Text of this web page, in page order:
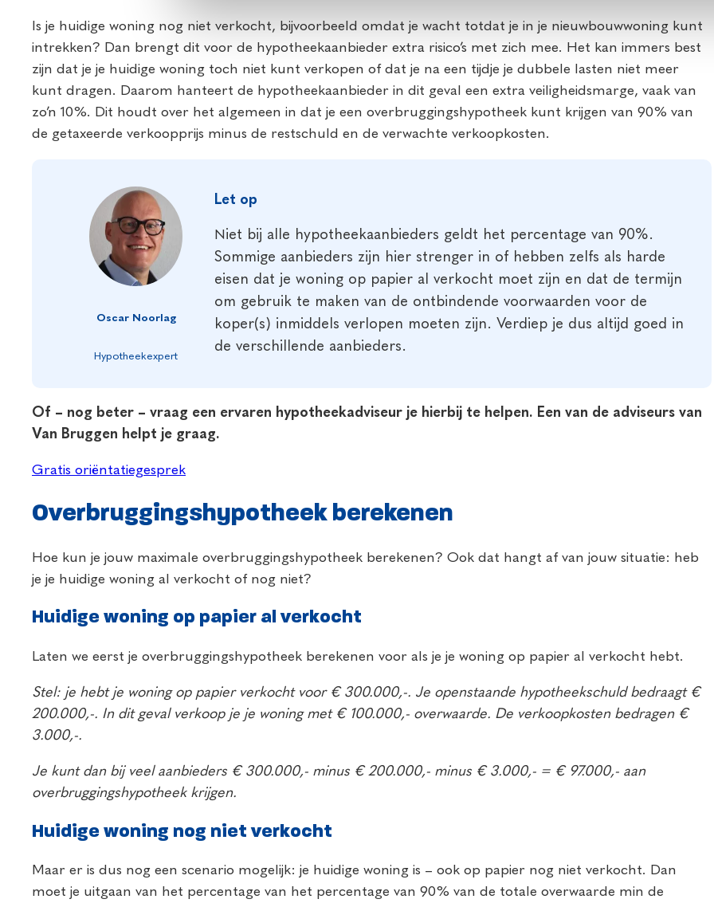
Is je huidige woning nog niet verkocht, bijvoorbeeld omdat je wacht totdat je in je nieuwbouwwoning kunt
intrekken? Dan brengt dit voor de hypotheekaanbieder extra risico’s met zich mee. Het kan immers best
zijn dat je je huidige woning toch niet kunt verkopen of dat je na een tijdje je dubbele lasten niet meer
kunt dragen. Daarom hanteert de hypotheekaanbieder in dit geval een extra veiligheidsmarge, vaak van
zo’n 10%. Dit houdt over het algemeen in dat je een overbruggingshypotheek kunt krijgen van 90% van
de getaxeerde verkoopprijs minus de restschuld en de verwachte verkoopkosten.
Oscar Noorlag
Hypotheekexpert
Let op
Niet bij alle hypotheekaanbieders geldt het percentage van 90%.
Sommige aanbieders zijn hier strenger in of hebben zelfs als harde
eisen dat je woning op papier al verkocht moet zijn en dat de termijn
om gebruik te maken van de ontbindende voorwaarden voor de
koper(s) inmiddels verlopen moeten zijn. Verdiep je dus altijd goed in
de verschillende aanbieders.
Of – nog beter – vraag een ervaren hypotheekadviseur je hierbij te helpen. Een van de adviseurs van
Van Bruggen helpt je graag.
Gratis oriëntatiegesprek
Overbruggingshypotheek berekenen
Hoe kun je jouw maximale overbruggingshypotheek berekenen? Ook dat hangt af van jouw situatie: heb
je je huidige woning al verkocht of nog niet?
Huidige woning op papier al verkocht
Laten we eerst je overbruggingshypotheek berekenen voor als je je woning op papier al verkocht hebt.
Stel: je hebt je woning op papier verkocht voor € 300.000,-. Je openstaande hypotheekschuld bedraagt €
200.000,-. In dit geval verkoop je je woning met € 100.000,- overwaarde. De verkoopkosten bedragen €
3.000,-.
Je kunt dan bij veel aanbieders € 300.000,- minus € 200.000,- minus € 3.000,- = € 97.000,- aan
overbruggingshypotheek krijgen.
Huidige woning nog niet verkocht
Maar er is dus nog een scenario mogelijk: je huidige woning is – ook op papier nog niet verkocht. Dan
moet je uitgaan van het percentage van het percentage van 90% van de totale overwaarde min de